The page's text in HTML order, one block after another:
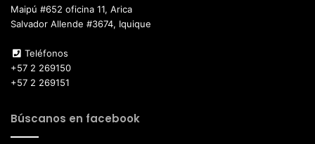
Maipú #652 oficina 11, Arica
Salvador Allende #3674, Iquique
Teléfonos
+57 2 269150
+57 2 269151
Búscanos en facebook